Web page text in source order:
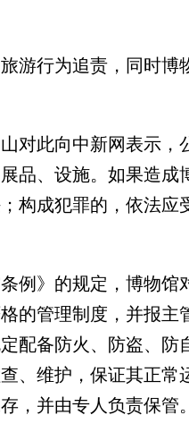
行为追责，同时博
此向中新网表示，
品、设施。如果造成
构成犯罪的，依法应
》的规定，博物馆
的管理制度，并报主
配备防火、防盗、防
、维护，保证其正常
，并由专人负责保管